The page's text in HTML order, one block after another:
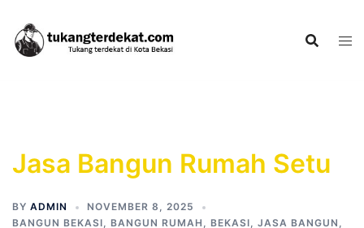
content
Jasa Bangun Rumah Setu
BY ADMIN
NOVEMBER 8, 2025
BANGUN BEKASI, BANGUN RUMAH , BEKASI, JASA BANGUN ,